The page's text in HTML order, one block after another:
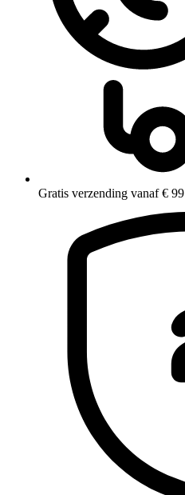
Gratis verzending vanaf € 99